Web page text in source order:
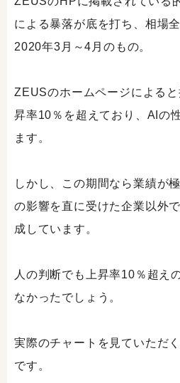
による暴落が底を打ち、相場
2020年3月～4月のもの。
ZEUSのホームページによる
昇率10％を超えており、AIの
ます。
しかし、この期間なら業績が
の影響を直に受けた企業以外
成しています。
人の判断でも上昇率10％超え
なかったでしょう。
実際のチャートを見ていただ
です。